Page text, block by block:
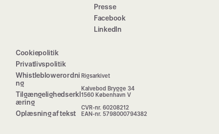
Presse
Facebook
LinkedIn
Cookiepolitik
Privatlivspolitik
Whistleblowerordni
ng
Tilgængelighedserkl
æring
Oplæsning af tekst
Rigsarkivet
Kalvebod Brygge 34
1560 København V
CVR-nr. 60208212
EAN-nr. 5798000794382